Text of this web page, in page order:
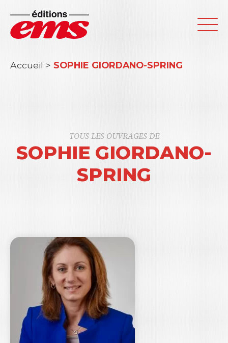
Accueil > SOPHIE GIORDANO-SPRING
TOUS LES OUVRAGES DE
SOPHIE GIORDANO-
SPRING